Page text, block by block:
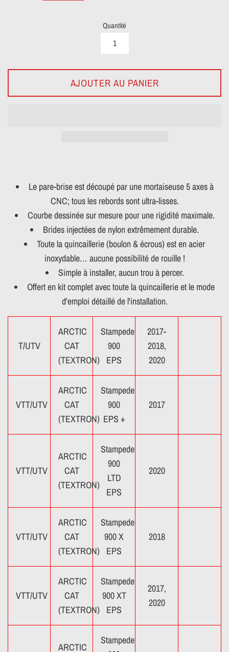
Quantité
AJOUTER AU PANIER
Le pare-brise est découpé par une mortaiseuse 5 axes à
CNC; tous les rebords sont ultra-lisses.
Courbe dessinée sur mesure pour une rigidité maximale.
Brides injectées de nylon extrêmement durable.
Toute la quincaillerie (boulon & écrous) est en acier
inoxydable… aucune possibilité de rouille !
Simple à installer, aucun trou à percer.
Offert en kit complet avec toute la quincaillerie et le mode
d'emploi détaillé de l'installation.
T/UTV
ARCTIC
CAT
(TEXTRON)
Stampede
900
EPS
2017-
2018,
2020
VTT/UTV
ARCTIC
CAT
(TEXTRON)
Stampede
900
EPS +
2017
VTT/UTV
ARCTIC
CAT
(TEXTRON)
Stampede
900
LTD
EPS
2020
VTT/UTV
ARCTIC
CAT
(TEXTRON)
Stampede
900 X
EPS
2018
VTT/UTV
ARCTIC
CAT
(TEXTRON)
Stampede
900 XT
EPS
2017,
2020
ARCTIC
Stampede